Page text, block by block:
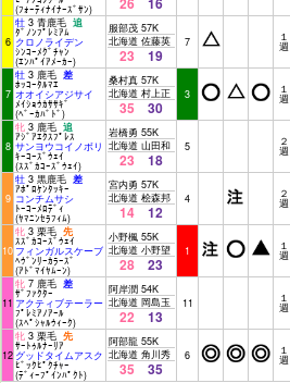
(ﾌｫｰﾃｨﾅｲﾅｰｽﾞｻﾝ)
6
牡 3 青鹿毛 追
ﾀﾞﾉﾝﾌﾟﾚﾐｱﾑ
クロノライデン
ｼﾝｺｰﾒｸﾞﾁｬﾝ
(ｴﾝﾊﾟｲｱﾒｰｶｰ)
服部茂 57K
北海道 佐藤英
23 19
7 １
週
7
牡 3 鹿毛 差
ﾎｯｺｰﾀﾙﾏｴ
オオイシアジサイ
ﾒｲｼｮｳｶｻｻｷﾞ
(ﾍﾞｰｶﾊﾞﾄﾞ)
桑村真 57K
北海道 村上正
35 30
3 １
週
8
牝 3 鹿毛 追
ｱｼﾞｱｴｸｽﾌﾟﾚｽ
サンヨウコイノボリ
ｷｰｺｰｽﾞｳｪｲ
(ｽｽﾞｶｺｰｽﾞｳｪｲ)
岩橋勇 55K
北海道 山田和
23 18
5 ２
週
9
牡 3 黒鹿毛 差
ｱﾎﾟﾛｹﾝﾀｯｷｰ
コンチムサシ
ﾄｰｺｰﾒﾛﾃﾞｨ
(ﾔﾏﾆﾝｾﾗﾌｨﾑ)
宮内勇 57K
北海道 桧森邦
14 12
4 ２
週
10
牝 3 栗毛 先
ｽｽﾞｶｺｰｽﾞｳｪｲ
フィンガルスケーブ
ﾍｳﾞﾝﾘｰｶﾗｰｽﾞ
(ｱﾄﾞﾏｲﾔﾑｰﾝ)
小野楓 55K
北海道 小野望
28 23
1 １
週
11
牝 7 鹿毛 差
ｻﾞﾌｧｸﾀｰ
アクティブテーラー
ﾌﾟﾚﾐｱﾉｱｰﾙ
(ｽﾍﾟｼｬﾙｳｨｰｸ)
阿岸潤 54K
北海道 岡島玉
22 13
11 １
週
12
牝 3 栗毛 先
ｻｰﾄｩﾙﾅｰﾘｱ
グッドタイムアスク
ﾋﾞｯｸﾋﾟｸﾁｬｰ
(ﾃﾞｨｰﾌﾟｲﾝﾊﾟｸﾄ)
阿部龍 55K
北海道 角川秀
35 35
6 １
週